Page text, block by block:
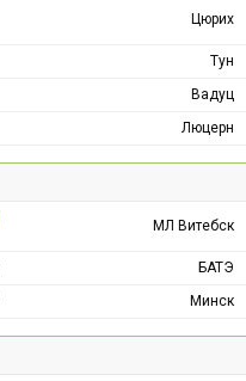
Цюрих
Тун
Вадуц
Люцерн
МЛ Витебск
БАТЭ
Минск